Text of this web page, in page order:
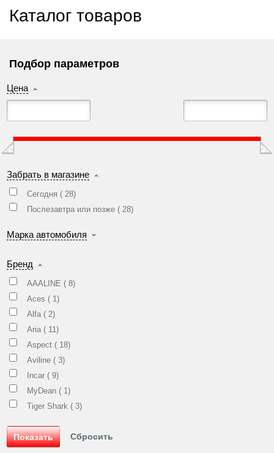
Каталог товаров
Подбор параметров
Цена
Забрать в магазине
Сегодня ( 28)
Послезавтра или позже ( 28)
Марка автомобиля
Бренд
AAALINE ( 8)
Aces ( 1)
Alfa ( 2)
Aria ( 11)
Aspect ( 18)
Aviline ( 3)
Incar ( 9)
MyDean ( 1)
Tiger Shark ( 3)